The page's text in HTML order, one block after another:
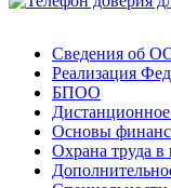
Сведения об
Реализация
БПОО
Основы
Охрана труда в